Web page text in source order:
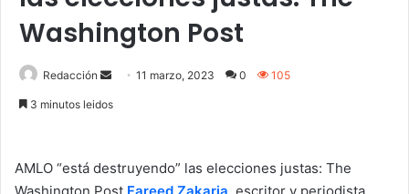
Washington Post
Redacción
a
n
11 marzo, 2023 0 105
3 minutos leidos
AMLO “está destruyendo” las elecciones justas: The